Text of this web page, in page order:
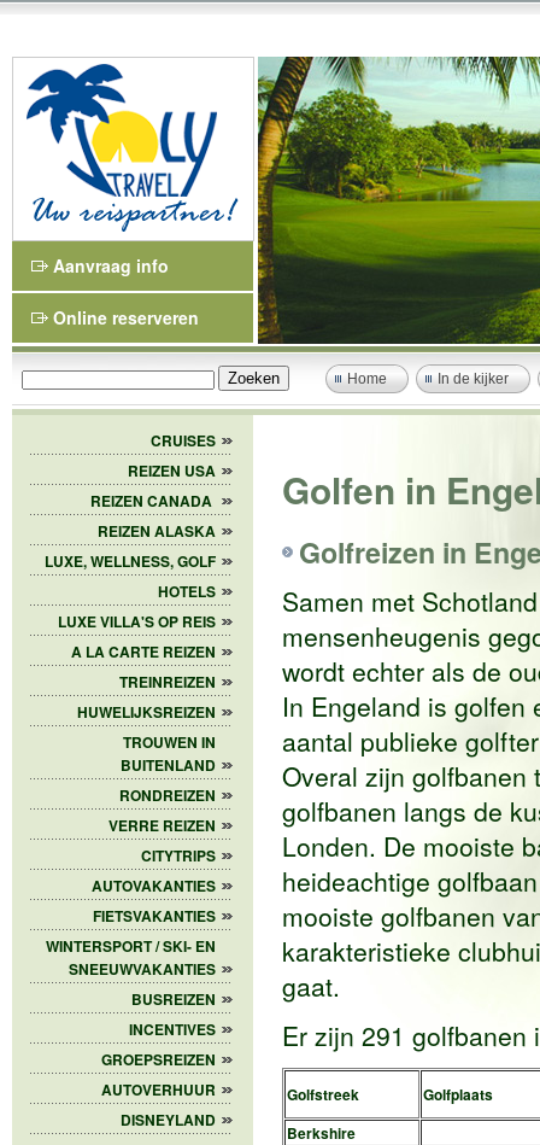
Aanvraag info
Online reserveren
Home In de kijker
CRUISES
REIZEN USA
REIZEN CANADA
REIZEN ALASKA
LUXE, WELLNESS, GOLF
HOTELS
LUXE VILLA'S OP REIS
A LA CARTE REIZEN
TREINREIZEN
HUWELIJKSREIZEN
TROUWEN IN
BUITENLAND
RONDREIZEN
VERRE REIZEN
CITYTRIPS
AUTOVAKANTIES
FIETSVAKANTIES
WINTERSPORT / SKI- EN
SNEEUWVAKANTIES
BUSREIZEN
INCENTIVES
GROEPSREIZEN
AUTOVERHUUR
DISNEYLAND
Golfen in
Golfreizen in
Samen met
mensenheugenis
wordt echter als de
In Engeland is golfen
aantal publieke
Overal zijn golfbanen
golfbanen langs de
Londen. De mooiste
heideachtige
mooiste golfbanen
karakteristieke
gaat.
Er zijn 291
Golfstreek
Golfplaats
Berkshire